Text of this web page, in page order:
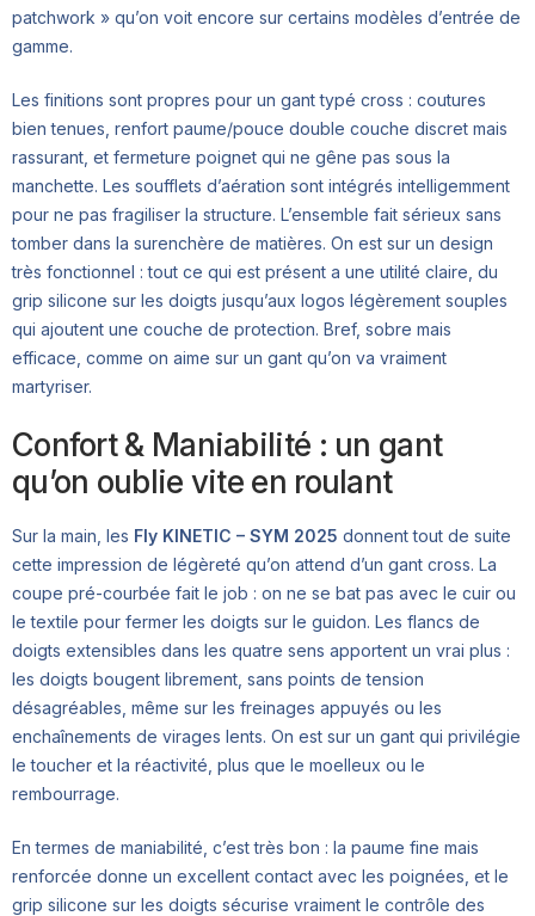
patchwork » qu’on voit encore sur certains modèles d’entrée de
gamme.
Les finitions sont propres pour un gant typé cross : coutures
bien tenues, renfort paume/pouce double couche discret mais
rassurant, et fermeture poignet qui ne gêne pas sous la
manchette. Les soufflets d’aération sont intégrés intelligemment
pour ne pas fragiliser la structure. L’ensemble fait sérieux sans
tomber dans la surenchère de matières. On est sur un design
très fonctionnel : tout ce qui est présent a une utilité claire, du
grip silicone sur les doigts jusqu’aux logos légèrement souples
qui ajoutent une couche de protection. Bref, sobre mais
efficace, comme on aime sur un gant qu’on va vraiment
martyriser.
Confort & Maniabilité : un gant
qu’on oublie vite en roulant
Sur la main, les Fly KINETIC – SYM 2025 donnent tout de suite
cette impression de légèreté qu’on attend d’un gant cross. La
coupe pré-courbée fait le job : on ne se bat pas avec le cuir ou
le textile pour fermer les doigts sur le guidon. Les flancs de
doigts extensibles dans les quatre sens apportent un vrai plus :
les doigts bougent librement, sans points de tension
désagréables, même sur les freinages appuyés ou les
enchaînements de virages lents. On est sur un gant qui privilégie
le toucher et la réactivité, plus que le moelleux ou le
rembourrage.
En termes de maniabilité, c’est très bon : la paume fine mais
renforcée donne un excellent contact avec les poignées, et le
grip silicone sur les doigts sécurise vraiment le contrôle des